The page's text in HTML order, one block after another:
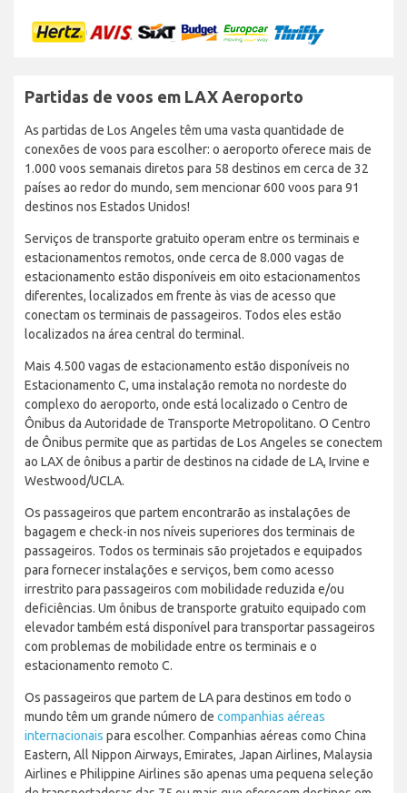
Partidas de voos em LAX Aeroporto
As partidas de Los Angeles têm uma vasta quantidade de
conexões de voos para escolher: o aeroporto oferece mais de
1.000 voos semanais diretos para 58 destinos em cerca de 32
países ao redor do mundo, sem mencionar 600 voos para 91
destinos nos Estados Unidos!
Serviços de transporte gratuito operam entre os terminais e
estacionamentos remotos, onde cerca de 8.000 vagas de
estacionamento estão disponíveis em oito estacionamentos
diferentes, localizados em frente às vias de acesso que
conectam os terminais de passageiros. Todos eles estão
localizados na área central do terminal.
Mais 4.500 vagas de estacionamento estão disponíveis no
Estacionamento C, uma instalação remota no nordeste do
complexo do aeroporto, onde está localizado o Centro de
Ônibus da Autoridade de Transporte Metropolitano. O Centro
de Ônibus permite que as partidas de Los Angeles se conectem
ao LAX de ônibus a partir de destinos na cidade de LA, Irvine e
Westwood/UCLA.
Os passageiros que partem encontrarão as instalações de
bagagem e check-in nos níveis superiores dos terminais de
passageiros. Todos os terminais são projetados e equipados
para fornecer instalações e serviços, bem como acesso
irrestrito para passageiros com mobilidade reduzida e/ou
deficiências. Um ônibus de transporte gratuito equipado com
elevador também está disponível para transportar passageiros
com problemas de mobilidade entre os terminais e o
estacionamento remoto C.
Os passageiros que partem de LA para destinos em todo o
mundo têm um grande número de companhias aéreas
internacionais para escolher. Companhias aéreas como China
Eastern, All Nippon Airways, Emirates, Japan Airlines, Malaysia
Airlines e Philippine Airlines são apenas uma pequena seleção